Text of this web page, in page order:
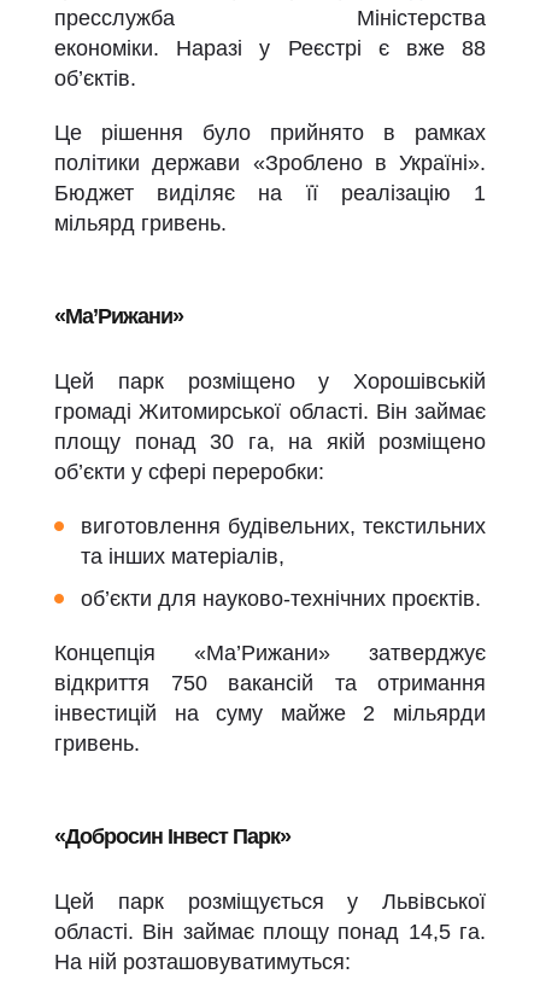
пресслужба Міністерства
економіки. Наразі у Реєстрі є вже 88
об’єктів.
Це рішення було прийнято в рамках
політики держави «Зроблено в Україні».
Бюджет виділяє на її реалізацію 1
мільярд гривень.
«Ма’Рижани»
Цей парк розміщено у Хорошівській
громаді Житомирської області. Він займає
площу понад 30 га, на якій розміщено
об’єкти у сфері переробки:
виготовлення будівельних, текстильних
та інших матеріалів,
об’єкти для науково-технічних проєктів.
Концепція «Ма’Рижани» затверджує
відкриття 750 вакансій та отримання
інвестицій на суму майже 2 мільярди
гривень.
«Добросин Інвест Парк»
Цей парк розміщується у Львівської
області. Він займає площу понад 14,5 га.
На ній розташовуватимуться: